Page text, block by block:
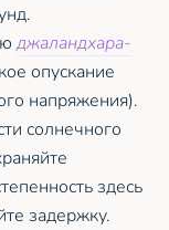
джаландхара-
опускание
напряжения).
солнечного
здесь
задержку.